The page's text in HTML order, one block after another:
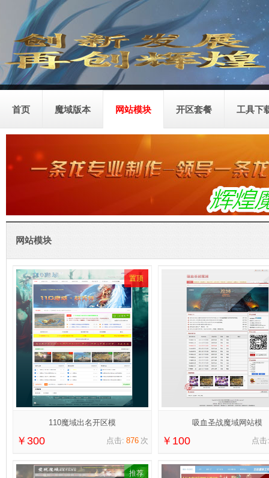
首页 魔域版本 网站模块 开区套餐 工具下
网站模块
置顶
110魔域出名开区模
￥300 点击: 876 次
吸血圣战魔域网站模
￥100 点击:
推荐